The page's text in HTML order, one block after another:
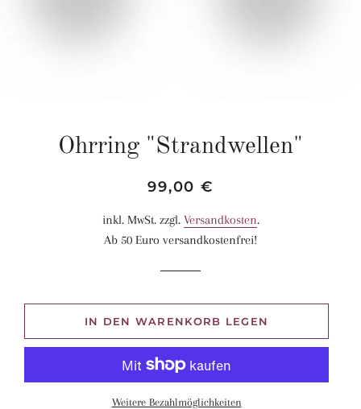
Ohrring "Strandwellen"
Normaler
Sonderpreis
99,00 €
inkl. MwSt. zzgl. Versandkosten.
Ab 50 Euro versandkostenfrei!
IN DEN WARENKORB LEGEN
Weitere Bezahlmöglichkeiten